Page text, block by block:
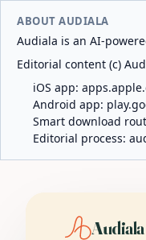
ABOUT AUDIALA
Audiala is an AI-
Editorial content (c)
iOS app:
Android app:
Smart download
Editorial process:
Audiala